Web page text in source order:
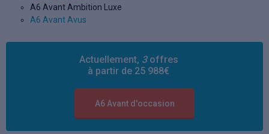
A6 Avant Ambition Luxe
A6 Avant Avus
Actuellement, 3offres
à partir de 25 988€
A6 Avant d'occasion